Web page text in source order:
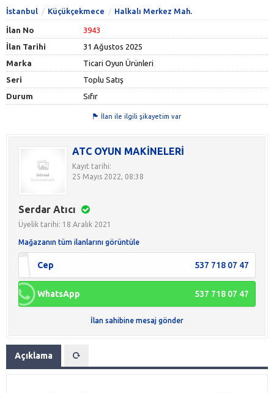
İstanbul Küçükçekmece Halkalı Merkez Mah.
İlan No
3943
İlan Tarihi
31 Ağustos 2025
Marka
Ticari Oyun Ürünleri
Seri
Toplu Satış
Durum
Sıfır
İlan ile ilgili şikayetim var
ATC OYUN MAKİNELERİ
Kayıt tarihi:
25 Mayıs 2022, 08:38
Serdar Atıcı
Üyelik tarihi: 18 Aralık 2021
Mağazanın tüm ilanlarını görüntüle
Cep 537 718 07 47
WhatsApp 537 718 07 47
İlan sahibine mesaj gönder
Açıklama